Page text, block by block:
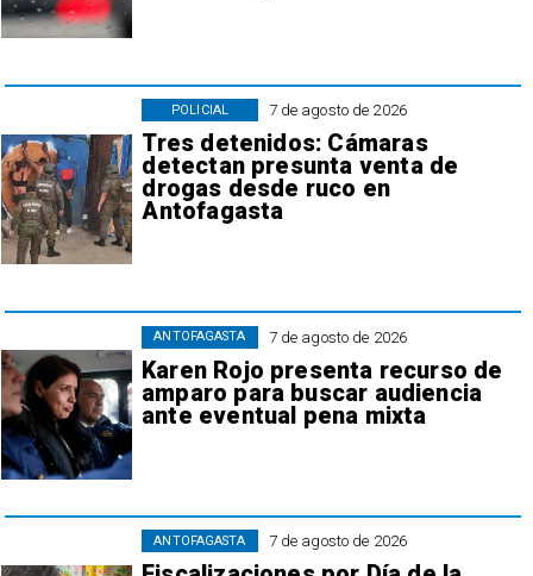
7 de agosto de 2026
Tres detenidos: Cámaras
detectan presunta venta de
drogas desde ruco en
Antofagasta
POLICIAL
7 de agosto de 2026
Karen Rojo presenta recurso de
amparo para buscar audiencia
ante eventual pena mixta
ANTOFAGASTA
7 de agosto de 2026
ANTOFAGASTA